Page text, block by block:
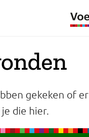
gekeken of er
die hier.